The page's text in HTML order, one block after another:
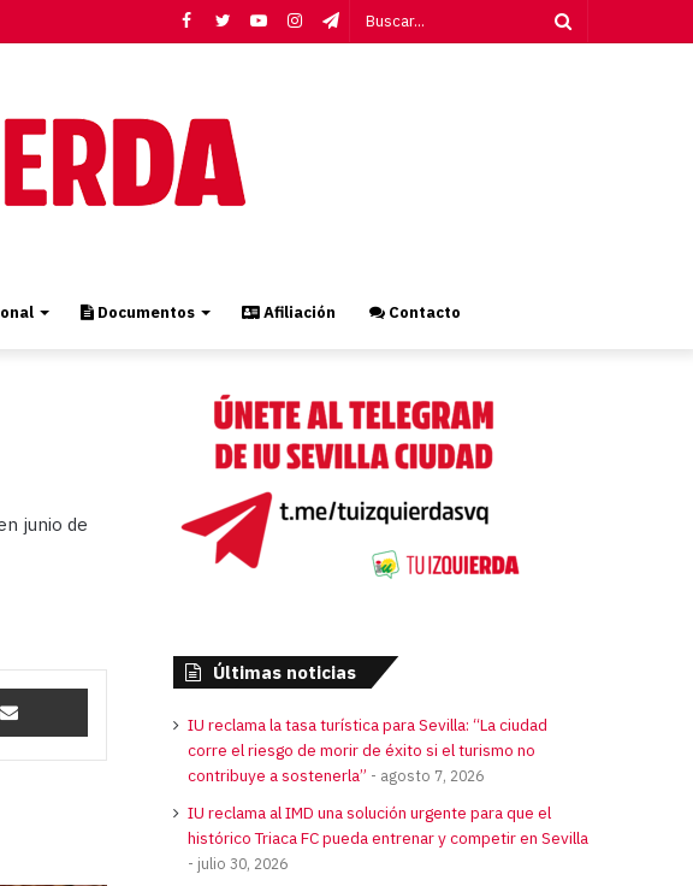
Telegram
Instagram
YouTube
Twitter
Facebook
Documentos Afiliación Contacto
junio de
Compartir por correo
Últimas noticias
IU reclama la tasa turística para Sevilla: “La ciudad
corre el riesgo de morir de éxito si el turismo no
contribuye a sostenerla”
agosto 7, 2026
IU reclama al IMD una solución urgente para que el
histórico Triaca FC pueda entrenar y competir en Sevilla
julio 30, 2026